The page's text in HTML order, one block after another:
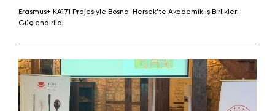
Erasmus+ KA171 Projesiyle Bosna-Hersek’te Akademik İş Birlikleri
Güçlendirildi